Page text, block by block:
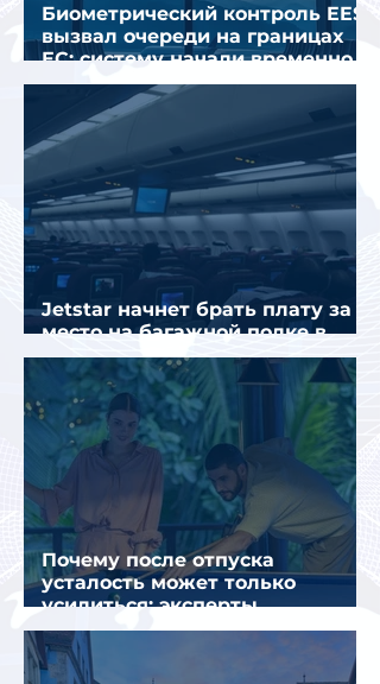
Биометрический контроль EES
вызвал очереди на границах
ЕС: систему начали временно
отключать
Jetstar начнет брать плату за
место на багажной полке в
салоне самолета
Почему после отпуска
усталость может только
усилиться: эксперты
объяснили причины